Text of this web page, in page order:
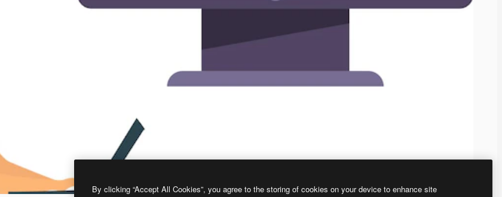
By clicking “Accept All Cookies”, you agree to the storing of cookies on your device to enhance site